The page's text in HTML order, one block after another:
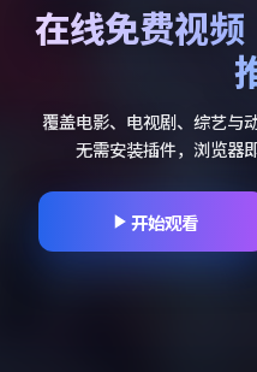
在线免费视
覆盖电影、电视剧、综艺与
无需安装插件，浏览器
开始观看